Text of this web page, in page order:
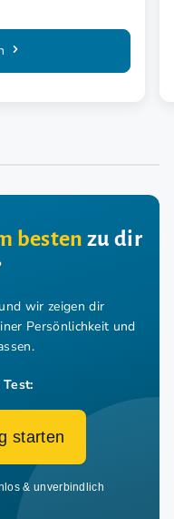
besten zu dir
wir zeigen dir
Persönlichkeit und
starten
& unverbindlich